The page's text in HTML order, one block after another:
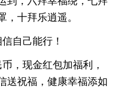
十拜乐逍遥。
自己能行！
，现金红包加福利，
送祝福，健康幸福添如